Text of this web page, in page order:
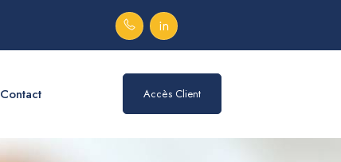
Contact Accès Client